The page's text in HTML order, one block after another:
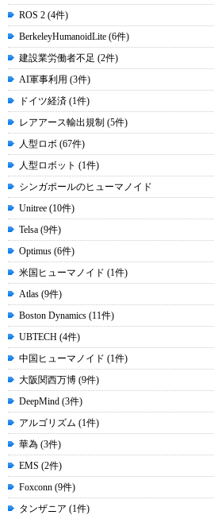
ROS 2 (4件)
BerkeleyHumanoidLite (6件)
建設業労働者不足 (2件)
AI軍事利用 (3件)
ドイツ経済 (1件)
レアアース輸出規制 (5件)
人型ロボ (67件)
人型ロボット (1件)
シンガポールのヒューマノイド
Unitree (10件)
Telsa (9件)
Optimus (6件)
米国ヒューマノイド (1件)
Atlas (9件)
Boston Dynamics (11件)
UBTECH (4件)
中国ヒューマノイド (1件)
大阪関西万博 (9件)
DeepMind (3件)
アルゴリズム (1件)
華為 (3件)
EMS (2件)
Foxconn (9件)
タンザニア (1件)